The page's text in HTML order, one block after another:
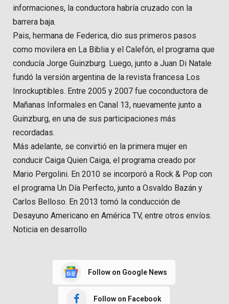
informaciones, la conductora habría cruzado con la
barrera baja.
Pais, hermana de Federica, dio sus primeros pasos
como movilera en La Biblia y el Calefón, el programa que
conducía Jorge Guinzburg. Luego, junto a Juan Di Natale
fundó la versión argentina de la revista francesa Los
Inrockuptibles. Entre 2005 y 2007 fue coconductora de
Mañanas Informales en Canal 13, nuevamente junto a
Guinzburg, en una de sus participaciones más
recordadas.
Más adelante, se convirtió en la primera mujer en
conducir Caiga Quien Caiga, el programa creado por
Mario Pergolini. En 2010 se incorporó a Rock & Pop con
el programa Un Día Perfecto, junto a Osvaldo Bazán y
Carlos Belloso. En 2013 tomó la conducción de
Desayuno Americano en América TV, entre otros envíos.
Noticia en desarrollo
Follow on Google News
Follow on Facebook